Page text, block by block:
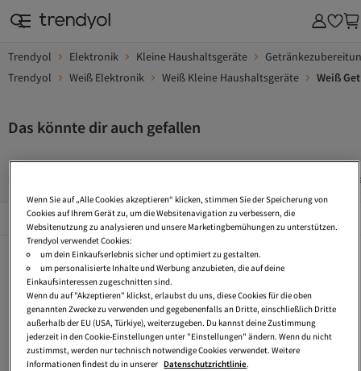
Trendyol Elektronik Kleine Haushaltsgeräte
Trendyol
Weiß Elektronik Weiß Kleine Haushaltsgeräte Weiß
Das könnte dir auch gefallen
Schmuck
Beliebte Seiten Alles Sehen
Design Geschirrset Aufbewahrungsbox Küche Schmuck Set Geschenk
Schubladen AufbewahrungsboxTagesdecke Gesteppt
Schmuck Set Gold
Mini Topf
Schmuck Set Silber
Mini Schnellkochtopf
Aufbewahrungsbox Glas Schmuck Set
Tagesdecke Bett Gesteppt
Aufbewahrungsbox Kühlschrank
Wenn Sie auf „Alle Cookies akzeptieren“ klicken, stimmen Sie der Speicherung von
Cookies auf Ihrem Gerät zu, um die Websitenavigation zu verbessern, die
Websitenutzung zu analysieren und unsere Marketingbemühungen zu unterstützen.
Trendyol verwendet Cookies:
um dein Einkaufserlebnis sicher und optimiert zu gestalten.
um personalisierte Inhalte und Werbung anzubieten, die auf deine
Einkaufsinteressen zugeschnitten sind.
Wenn du auf "Akzeptieren" klickst, erlaubst du uns, diese Cookies für die oben
genannten Zwecke zu verwenden und gegebenenfalls an Dritte, einschließlich Dritte
außerhalb der EU (USA, Türkiye), weiterzugeben. Du kannst deine Zustimmung
jederzeit in den Cookie-Einstellungen unter "Einstellungen" ändern. Wenn du nicht
zustimmst, werden nur technisch notwendige Cookies verwendet. Weitere
Informationen findest du in unserer Datenschutzrichtlinie.